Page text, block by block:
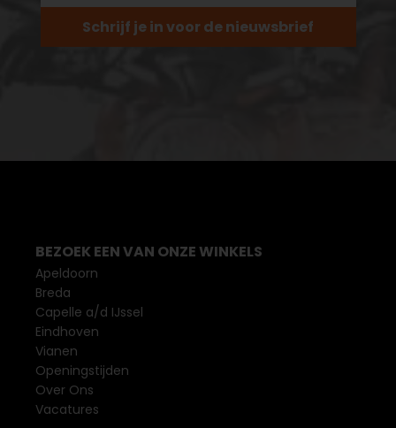
Schrijf je in voor de nieuwsbrief
BEZOEK EEN VAN ONZE WINKELS
Apeldoorn
Breda
Capelle a/d IJssel
Eindhoven
Vianen
Openingstijden
Over Ons
Vacatures